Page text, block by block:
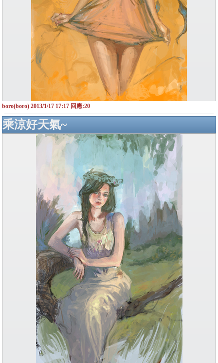
boro(boro) 2013/1/17 17:17 回應:20
乘涼好天氣~